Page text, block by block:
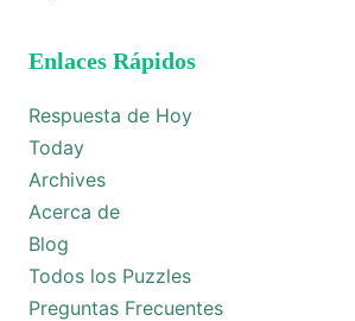
Enlaces Rápidos
Respuesta de Hoy
Today
Archives
Acerca de
Blog
Todos los Puzzles
Preguntas Frecuentes